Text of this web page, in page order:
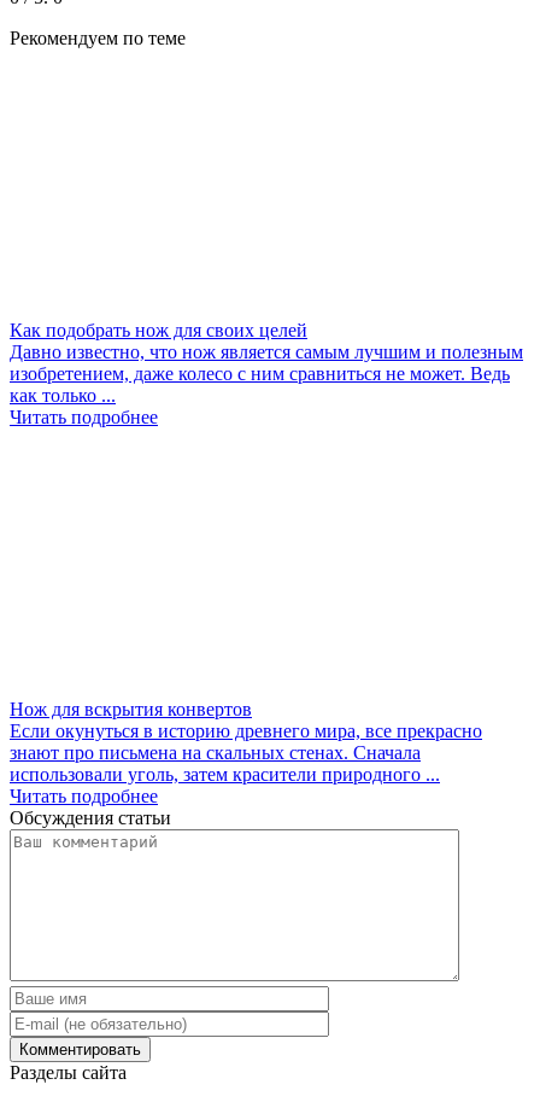
Рекомендуем по теме
Как подобрать нож для своих целей
Давно известно, что нож является самым лучшим и полезным
изобретением, даже колесо с ним сравниться не может. Ведь
как только ...
Читать подробнее
Нож для вскрытия конвертов
Если окунуться в историю древнего мира, все прекрасно
знают про письмена на скальных стенах. Сначала
использовали уголь, затем красители природного ...
Читать подробнее
Обсуждения статьи
Разделы сайта